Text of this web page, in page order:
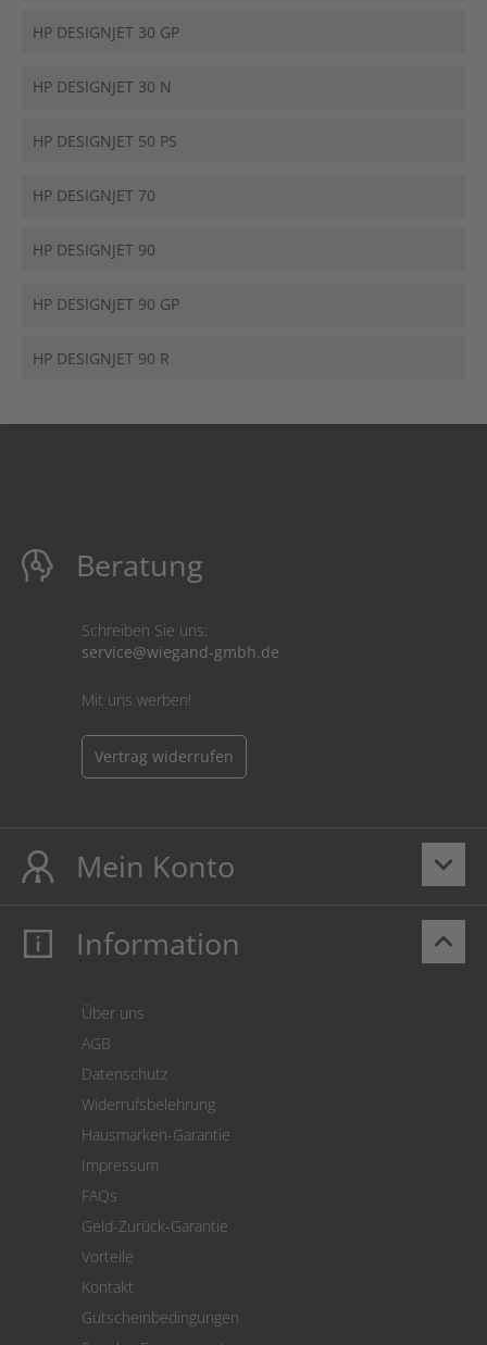
HP DESIGNJET 30 GP
HP DESIGNJET 30 N
HP DESIGNJET 50 PS
HP DESIGNJET 70
HP DESIGNJET 90
HP DESIGNJET 90 GP
HP DESIGNJET 90 R
Beratung
Schreiben Sie uns:
service@wiegand-gmbh.de
Mit uns werben!
Vertrag widerrufen
keyboard_arrow_down
Mein Konto
Mein Konto
Cookie Einstellungen
keyboard_arrow_up
Information
Über uns
AGB
Datenschutz
Widerrufsbelehrung
Hausmarken-Garantie
Impressum
FAQs
Geld-Zurück-Garantie
Vorteile
Kontakt
Gutscheinbedingungen